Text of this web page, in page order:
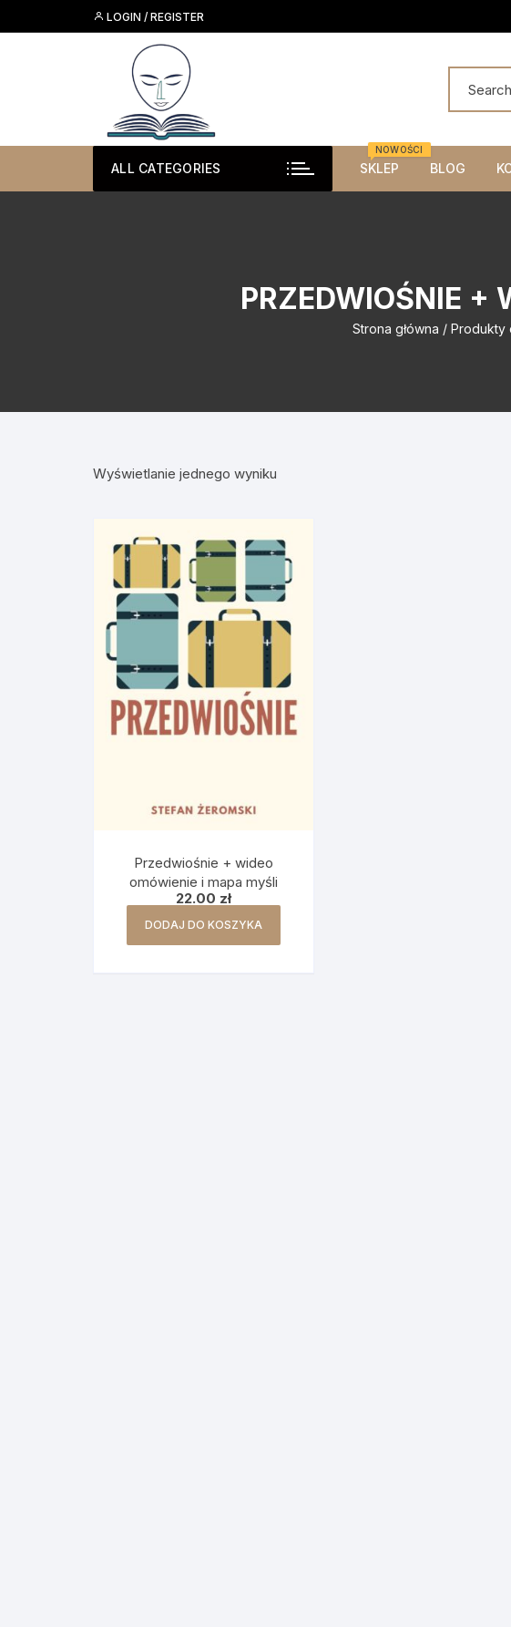
to
LOGIN / REGISTER
ALL CATEGORIES SKLEP
NOWOŚCI
BLOG
PRZEDWIOŚNIE +
Strona główna / Produkty
Wyświetlanie jednego wyniku
Przedwiośnie + wideo
omówienie i mapa myśli
22.00 zł
DODAJ DO KOSZYKA